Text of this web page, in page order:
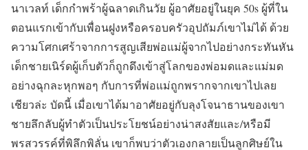
นาเวลท์ เด็กกำพร้าผู้ฉลาดเกินวัย ผู้อาศัยอยู่ในยุค 50s ผู้ที่ใน
ตอนแรกเข้ากับเพื่อนฝูงหรือครอบครัวอุปถัมภ์เขาไม่ได้ ด้วย
ความโศกเศร้าจากการสูญเสียพ่อแม่ผู้จากไปอย่างกระทันหัน
เด็กชายเนิร์ดผู้เก็บตัวก็ถูกดึงเข้าสู่โลกของพ่อมดและแม่มด
อย่างฉุกละหุกพอๆ กับการที่พ่อแม่ถูกพรากจากเขาไปเลย
เชียวล่ะ บัดนี้ เมื่อเขาได้มาอาศัยอยู่กับลุงโจนาธานของเขา
ชายลึกลับผู้ทำตัวเป็นประโยชน์อย่างน่าสงสัยและ/หรือมี
พรสวรรค์ที่พิลึกพิลั่น เขาก็พบว่าตัวเองกลายเป็นลูกศิษย์ใน